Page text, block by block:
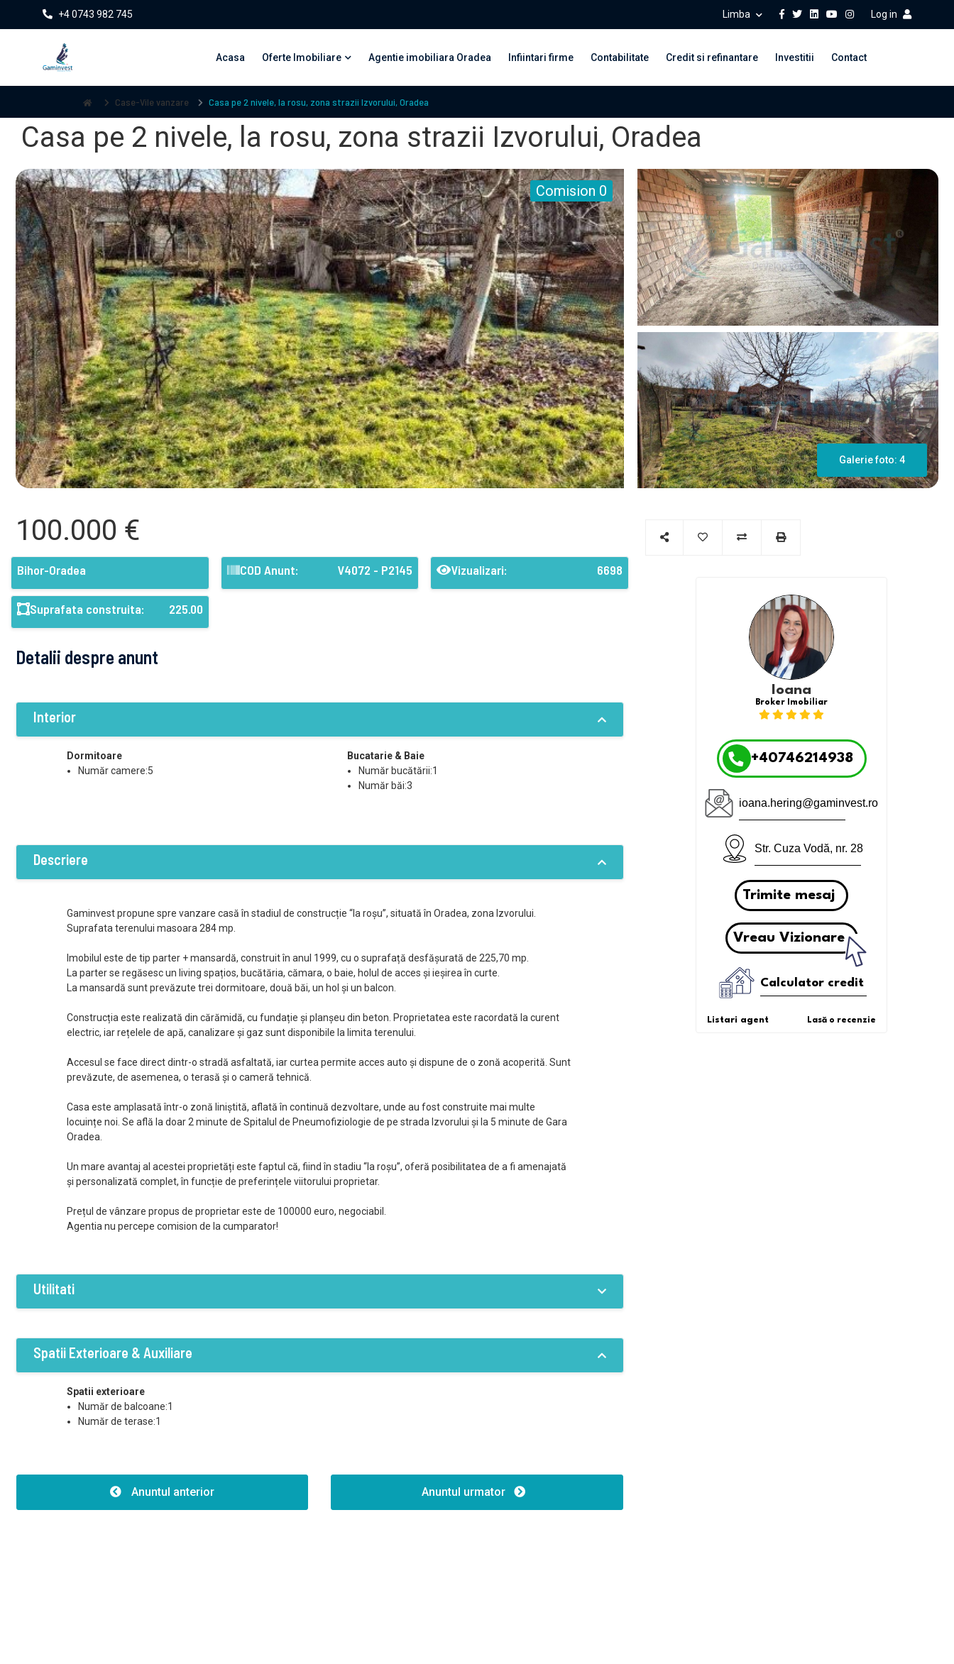
+4 0743 982 745 Limba Log in
Acasa Oferte Imobiliare Agentie imobiliara Oradea Infiintari firme Contabilitate Credit si refinantare Investitii Contact
Case-Vile vanzare Casa pe 2 nivele, la rosu, zona strazii Izvorului, Oradea
Casa pe 2 nivele, la rosu, zona strazii Izvorului, Oradea
Comision 0
Galerie foto: 4
100.000 €
Bihor-Oradea COD Anunt: V4072 - P2145 Vizualizari: 6698
Suprafata construita: 225.00
Detalii despre anunt
Interior
Dormitoare
Număr camere:5
Bucatarie & Baie
Număr bucătării:1
Număr băi:3
Descriere
Gaminvest propune spre vanzare casă în stadiul de construcție “la roșu”, situată în Oradea, zona Izvorului.
Suprafata terenului masoara 284 mp.
Imobilul este de tip parter + mansardă, construit în anul 1999, cu o suprafață desfășurată de 225,70 mp.
La parter se regăsesc un living spațios, bucătăria, cămara, o baie, holul de acces și ieșirea în curte.
La mansardă sunt prevăzute trei dormitoare, două băi, un hol și un balcon.
Construcția este realizată din cărămidă, cu fundație și planșeu din beton. Proprietatea este racordată la curent
electric, iar rețelele de apă, canalizare și gaz sunt disponibile la limita terenului.
Accesul se face direct dintr-o stradă asfaltată, iar curtea permite acces auto și dispune de o zonă acoperită. Sunt
prevăzute, de asemenea, o terasă și o cameră tehnică.
Casa este amplasată într-o zonă liniștită, aflată în continuă dezvoltare, unde au fost construite mai multe
locuințe noi. Se află la doar 2 minute de Spitalul de Pneumofiziologie de pe strada Izvorului și la 5 minute de Gara
Oradea.
Un mare avantaj al acestei proprietăți este faptul că, fiind în stadiu “la roșu”, oferă posibilitatea de a fi amenajată
și personalizată complet, în funcție de preferințele viitorului proprietar.
Prețul de vânzare propus de proprietar este de 100000 euro, negociabil.
Agentia nu percepe comision de la cumparator!
Utilitati
Spatii Exterioare & Auxiliare
Spatii exterioare
Număr de balcoane:1
Număr de terase:1
Anuntul anterior Anuntul urmator
Ioana
Broker Imobiliar
+40746214938
ioana.hering@gaminvest.ro
Str. Cuza Vodă, nr. 28
Trimite mesaj
Vreau Vizionare
Calculator credit
Listari agent Lasă o recenzie